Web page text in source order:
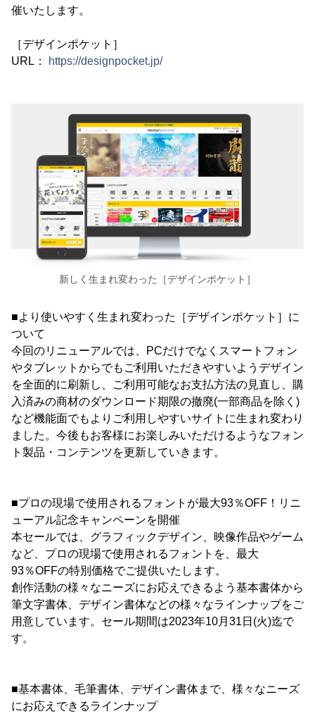
催いたします。
［デザインポケット］
URL：
https://designpocket.jp/
新しく生まれ変わった［デザインポケット］
■より使いやすく生まれ変わった［デザインポケット］に
ついて
今回のリニューアルでは、PCだけでなくスマートフォン
やタブレットからでもご利用いただきやすいようデザイン
を全面的に刷新し、ご利用可能なお支払方法の見直し、購
入済みの商材のダウンロード期限の撤廃(一部商品を除く)
など機能面でもよりご利用しやすいサイトに生まれ変わり
ました。今後もお客様にお楽しみいただけるようなフォン
ト製品・コンテンツを更新していきます。
■プロの現場で使用されるフォントが最大93％OFF！リニ
ューアル記念キャンペーンを開催
本セールでは、グラフィックデザイン、映像作品やゲーム
など、プロの現場で使用されるフォントを、最大
93％OFFの特別価格でご提供いたします。
創作活動の様々なニーズにお応えできるよう基本書体から
筆文字書体、デザイン書体などの様々なラインナップをご
用意しています。セール期間は2023年10月31日(火)迄で
す。
■基本書体、毛筆書体、デザイン書体まで、様々なニーズ
にお応えできるラインナップ